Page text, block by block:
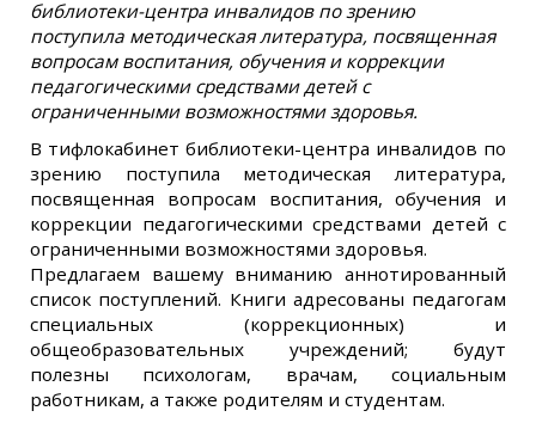
библиотеки-центра инвалидов по зрению
поступила методическая литература, посвященная
вопросам воспитания, обучения и коррекции
педагогическими средствами детей с
ограниченными возможностями здоровья.
В тифлокабинет библиотеки-центра инвалидов по
зрению поступила методическая литература,
посвященная вопросам воспитания, обучения и
коррекции педагогическими средствами детей с
ограниченными возможностями здоровья.
Предлагаем вашему вниманию аннотированный
список поступлений. Книги адресованы педагогам
специальных (коррекционных) и
общеобразовательных учреждений; будут
полезны психологам, врачам, социальным
работникам, а также родителям и студентам.